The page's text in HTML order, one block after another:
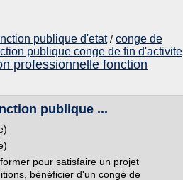
publique d'etat/ conge de
publique conge de fin d'activite
professionnelle fonction
publique ...
pour satisfaire un projet
bénéficier d'un congé de